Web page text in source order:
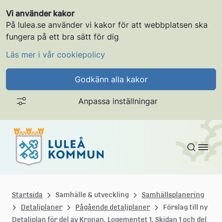
Vi använder kakor
På lulea.se använder vi kakor för att webbplatsen ska
fungera på ett bra sätt för dig
Läs mer i vår cookiepolicy
Godkänn alla kakor
Anpassa inställningar
Gå till innehållet
u
l
Startsida Samhälle & utveckling
Samhällsplanering
Detaljplaner
Pågående detaljplaner
Förslag till ny
Detaljplan för del av Kronan, Logementet 1, Skidan 1 och del